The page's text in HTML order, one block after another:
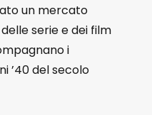
un mercato
serie e dei film
i
’40 del secolo